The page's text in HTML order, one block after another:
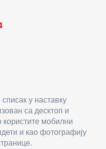
у наставку
са десктоп и
користите мобилни
и као фотографију